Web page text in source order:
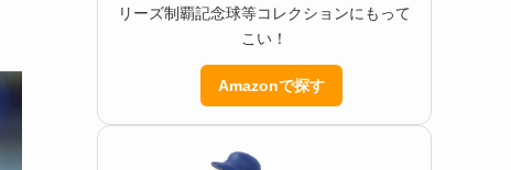
リーズ制覇記念球等コレクションにもって
こい！
Amazonで探す